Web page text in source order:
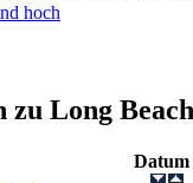
hoch
zu Long
Datum